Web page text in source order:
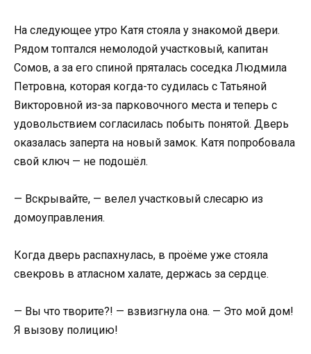
На следующее утро Катя стояла у знакомой двери.
Рядом топтался немолодой участковый, капитан
Сомов, а за его спиной пряталась соседка Людмила
Петровна, которая когда-то судилась с Татьяной
Викторовной из-за парковочного места и теперь с
удовольствием согласилась побыть понятой. Дверь
оказалась заперта на новый замок. Катя попробовала
свой ключ — не подошёл.
— Вскрывайте, — велел участковый слесарю из
домоуправления.
Когда дверь распахнулась, в проёме уже стояла
свекровь в атласном халате, держась за сердце.
— Вы что творите?! — взвизгнула она. — Это мой дом!
Я вызову полицию!